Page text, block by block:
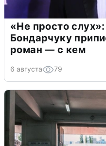
«Не просто
Бондарчуку
роман — с кем
6 августа 79